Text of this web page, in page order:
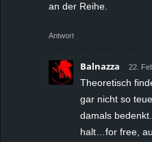
an der Reihe.
Antwort
Balnazza 22.
Theoretisch
gar nicht so
damals
halt…for free,